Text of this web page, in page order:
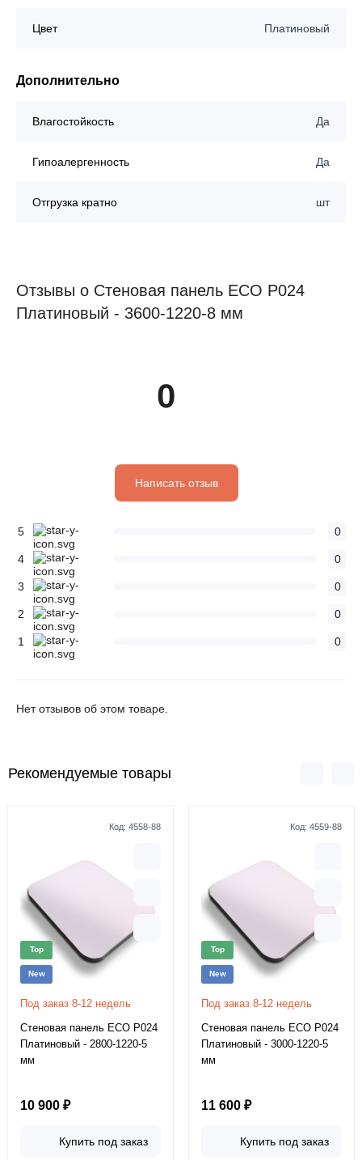
Цвет Платиновый
Дополнительно
Влагостойкость Да
Гипоалергенность Да
Отгрузка кратно шт
Отзывы о Стеновая панель ECO P024
Платиновый - 3600-1220-8 мм
0
Написать отзыв
5 0
4 0
3 0
2 0
1 0
Нет отзывов об этом товаре.
Рекомендуемые товары
Код: 4558-88
Top
New
Под заказ 8-12 недель
Стеновая панель ECO P024
Платиновый - 2800-1220-5
мм
10 900 ₽
Купить под заказ
Код: 4559-88
Top
New
Под заказ 8-12 недель
Стеновая панель ECO P024
Платиновый - 3000-1220-5
мм
11 600 ₽
Купить под заказ